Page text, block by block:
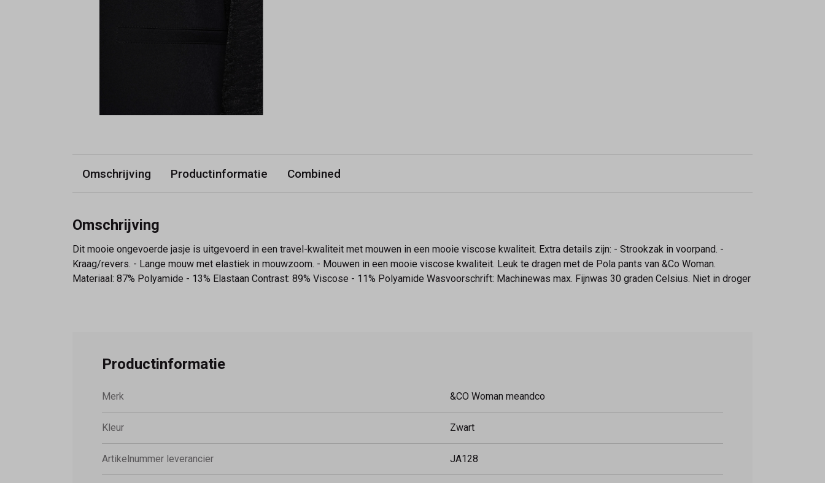
Omschrijving Productinformatie Combined
Omschrijving
Dit mooie ongevoerde jasje is uitgevoerd in een travel-kwaliteit met mouwen in een mooie viscose kwaliteit. Extra details zijn: - Strookzak in voorpand. -
Kraag/revers. - Lange mouw met elastiek in mouwzoom. - Mouwen in een mooie viscose kwaliteit. Leuk te dragen met de Pola pants van &Co Woman.
Materiaal: 87% Polyamide - 13% Elastaan Contrast: 89% Viscose - 11% Polyamide Wasvoorschrift: Machinewas max. Fijnwas 30 graden Celsius. Niet in droger
Productinformatie
Merk &CO Woman meandco
Kleur Zwart
Artikelnummer leverancier JA128